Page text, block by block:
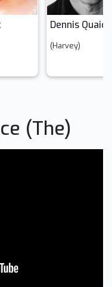
Dennis Quaid
(Harvey)
(The)